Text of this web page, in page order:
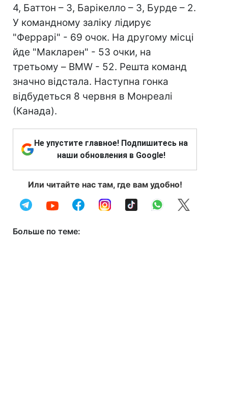
4, Баттон – 3, Барікелло – 3, Бурде – 2.
У командному заліку лідирує
"Феррарі" - 69 очок. На другому місці
йде "Макларен" - 53 очки, на
третьому – BMW - 52. Решта команд
значно відстала. Наступна гонка
відбудеться 8 червня в Монреалі
(Канада).
Не упустите главное! Подпишитесь на
наши обновления в Google!
Или читайте нас там, где вам удобно!
Больше по теме: